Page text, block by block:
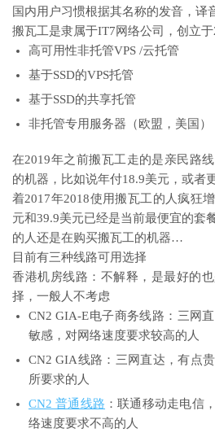
国内用户习惯根据其名称的发音，译
搬瓦工是隶属于IT7网络公司，创立
高可用性非托管VPS /云托管
基于SSD的VPS托管
基于SSD的共享托管
非托管专用服务器（欧盟，美国）
在2019年之前搬瓦工走的是亲民路
的机器，比如说年付18.9美元，或者
着2017年2018使用搬瓦工的人疯狂
元和39.9美元已经是当前最便宜的套
的人还是在购买搬瓦工的机器…
目前有三种线路可用选择
香港机房线路：不解释，是最好的
择，一般人不考虑
CN2 GIA-E电子商务线路：三网
敏感，对网络速度要求较高的人
CN2 GIA线路：三网直达，有点
所要求的人
CN2 普通线路 ：联通移动走电信
络速度要求不高的人